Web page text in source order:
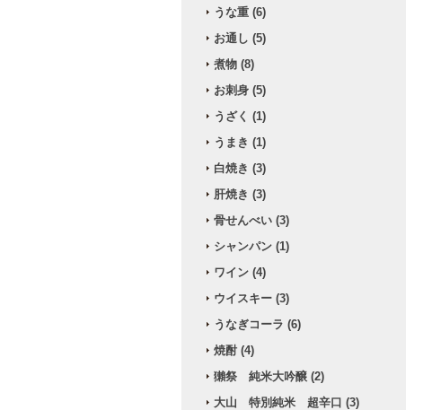
うな重 (6)
お通し (5)
煮物 (8)
お刺身 (5)
うざく (1)
うまき (1)
白焼き (3)
肝焼き (3)
骨せんべい (3)
シャンパン (1)
ワイン (4)
ウイスキー (3)
うなぎコーラ (6)
焼酎 (4)
獺祭 純米大吟醸 (2)
大山 特別純米 超辛口 (3)